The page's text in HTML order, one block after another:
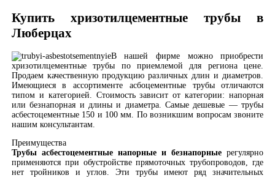
Купить хризотилцементные трубы в
Люберцах
В нашей фирме можно приобрести
хризотилцементные трубы по приемлемой для региона цене.
Продаем качественную продукцию различных длин и диаметров.
Имеющиеся в ассортименте асбоцементные трубы отличаются
типом и категорией. Стоимость зависит от категории: напорная
или безнапорная и длины и диаметра. Самые дешевые — трубы
асбестоцементные 150 и 100 мм. По возникшим вопросам звоните
нашим консультантам.
Преимущества
Трубы асбестоцементные напорные и безнапорные регулярно
применяются при обустройстве прямоточных трубопроводов, где
нет тройников и углов. Эти трубы имеют ряд значительных